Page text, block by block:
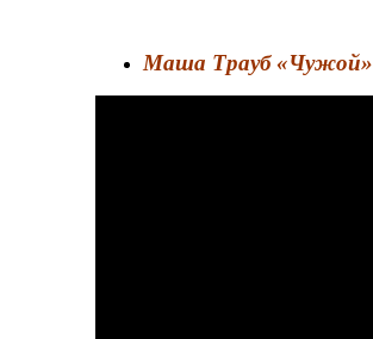
Маша Трауб «Чужой»